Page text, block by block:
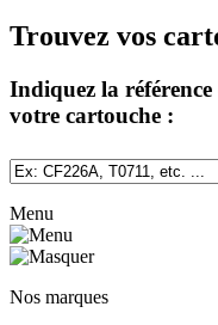
Trouvez vos
Indiquez la
votre cartouche :
Menu
Nos marques